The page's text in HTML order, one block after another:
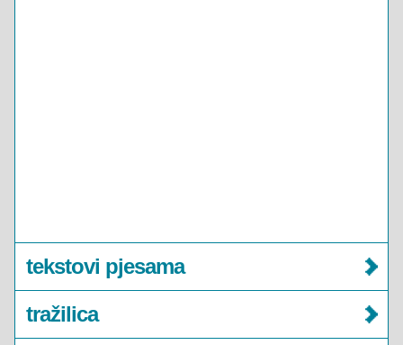
tekstovi pjesama
tražilica